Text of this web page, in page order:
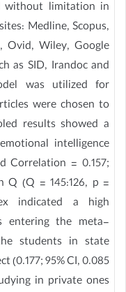
without limitation in
Medline, Scopus,
Ovid, Wiley, Google
as SID, Irandoc and
was utilized for
were chosen to
results showed a
intelligence
Correlation = 0.157;
Q (Q = 145:126, p =
indicated a high
entering the meta-
students in state
(0.177; 95% CI, 0.085
in private ones